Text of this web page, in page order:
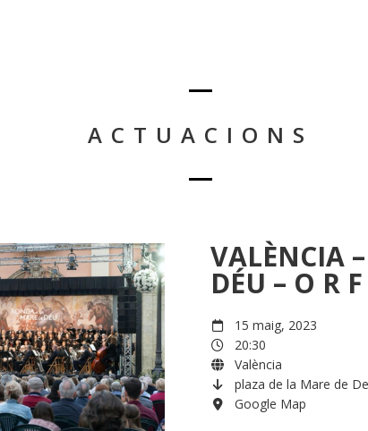
ACTUACIONS
VALÈNCIA
DÉU – O R
15 maig, 2023
20:30
València
plaza de la Mare de
Google Map